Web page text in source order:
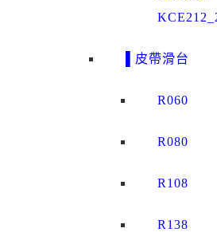
▌皮帶滑台
R060
R080
R108
R138